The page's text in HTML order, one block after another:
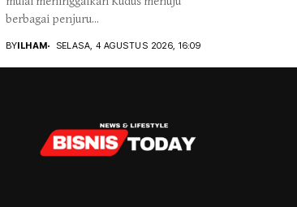
berbagai penjuru...
BYILHAM SELASA, 4 AGUSTUS 2026, 16:09